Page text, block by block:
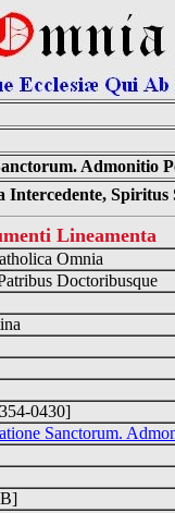
Admonitio
Lineamenta
Omnia
Doctoribusque
0430]
Sanctorum.